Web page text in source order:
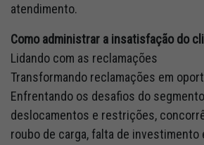
atendimento.
Como administrar a insatisfação do
Lidando com as reclamações
Transformando reclamações em
Enfrentando os desafios do
deslocamentos e restrições,
roubo de carga, falta de investimento